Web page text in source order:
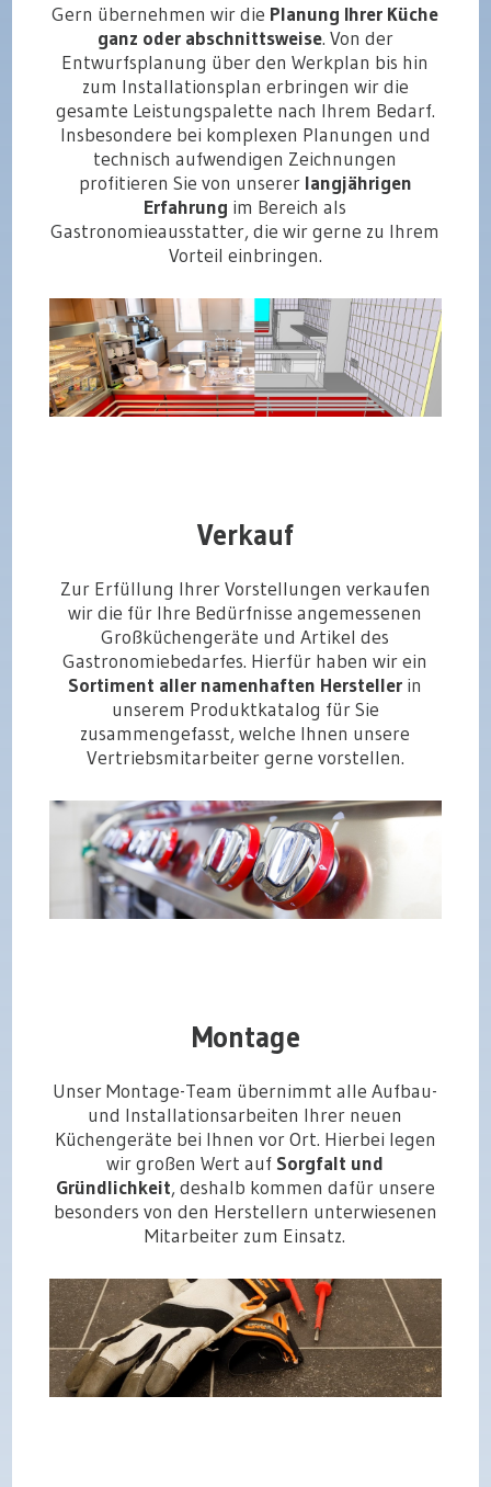
Gern übernehmen wir die Planung Ihrer Küche
ganz oder abschnittsweise. Von der
Entwurfsplanung über den Werkplan bis hin
zum Installationsplan erbringen wir die
gesamte Leistungspalette nach Ihrem Bedarf.
Insbesondere bei komplexen Planungen und
technisch aufwendigen Zeichnungen
profitieren Sie von unserer langjährigen
Erfahrung im Bereich als
Gastronomieausstatter, die wir gerne zu Ihrem
Vorteil einbringen.
Verkauf
Zur Erfüllung Ihrer Vorstellungen verkaufen
wir die für Ihre Bedürfnisse angemessenen
Großküchengeräte und Artikel des
Gastronomiebedarfes. Hierfür haben wir ein
Sortiment aller namenhaften Hersteller in
unserem Produktkatalog für Sie
zusammengefasst, welche Ihnen unsere
Vertriebsmitarbeiter gerne vorstellen.
Montage
Unser Montage-Team übernimmt alle Aufbau-
und Installationsarbeiten Ihrer neuen
Küchengeräte bei Ihnen vor Ort. Hierbei legen
wir großen Wert auf Sorgfalt und
Gründlichkeit, deshalb kommen dafür unsere
besonders von den Herstellern unterwiesenen
Mitarbeiter zum Einsatz.